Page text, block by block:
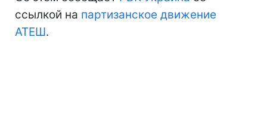
ссылкой на партизанское движение
АТЕШ.